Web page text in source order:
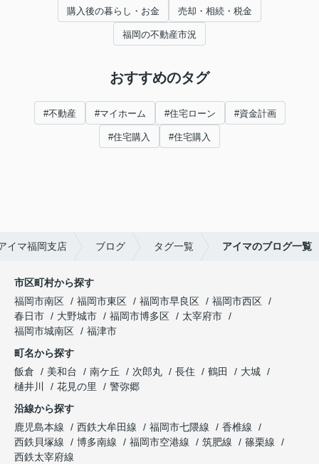
購入後の暮らし・お金 売却・相続・税金
福岡の不動産市況
おすすめのタグ
#不動産 #マイホーム #住宅ローン #資金計画
#住宅購入 #住宅購入
イマ福岡支店 ブログ タグ一覧 アイマのブログ一覧
市区町村から探す
福岡市南区
福岡市東区 福岡市早良区
福岡市西区
春日市
大野城市 福岡市博多区
太宰府市
福岡市城南区
福津市
町名から探す
飯倉
美和台 南ケ丘 次郎丸 長住 鶴田
大城
樋井川
花見の里
警弥郷
沿線から探す
鹿児島本線
西鉄大牟田線 福岡市七隈線
香椎線
西鉄貝塚線
博多南線 福岡市空港線 筑肥線
篠栗線
西鉄太宰府線